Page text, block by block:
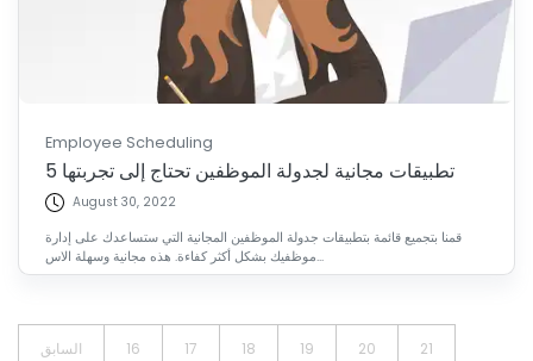
Employee Scheduling
5 تطبيقات مجانية لجدولة الموظفين تحتاج إلى تجربتها
August 30, 2022
قمنا بتجميع قائمة بتطبيقات جدولة الموظفين المجانية التي ستساعدك على إدارة
موظفيك بشكل أكثر كفاءة. هذه مجانية وسهلة الاس...
السابق 16 17 18 19 20 21